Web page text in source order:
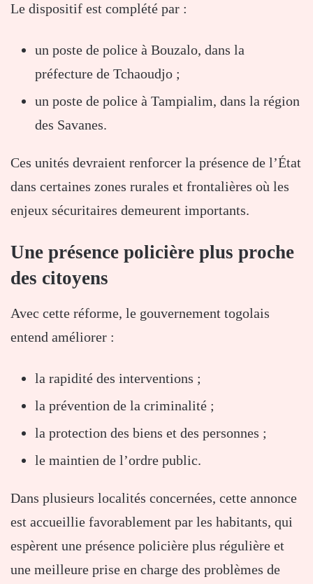
Le dispositif est complété par :
un poste de police à Bouzalo, dans la
préfecture de Tchaoudjo ;
un poste de police à Tampialim, dans la région
des Savanes.
Ces unités devraient renforcer la présence de l’État
dans certaines zones rurales et frontalières où les
enjeux sécuritaires demeurent importants.
Une présence policière plus proche
des citoyens
Avec cette réforme, le gouvernement togolais
entend améliorer :
la rapidité des interventions ;
la prévention de la criminalité ;
la protection des biens et des personnes ;
le maintien de l’ordre public.
Dans plusieurs localités concernées, cette annonce
est accueillie favorablement par les habitants, qui
espèrent une présence policière plus régulière et
une meilleure prise en charge des problèmes de